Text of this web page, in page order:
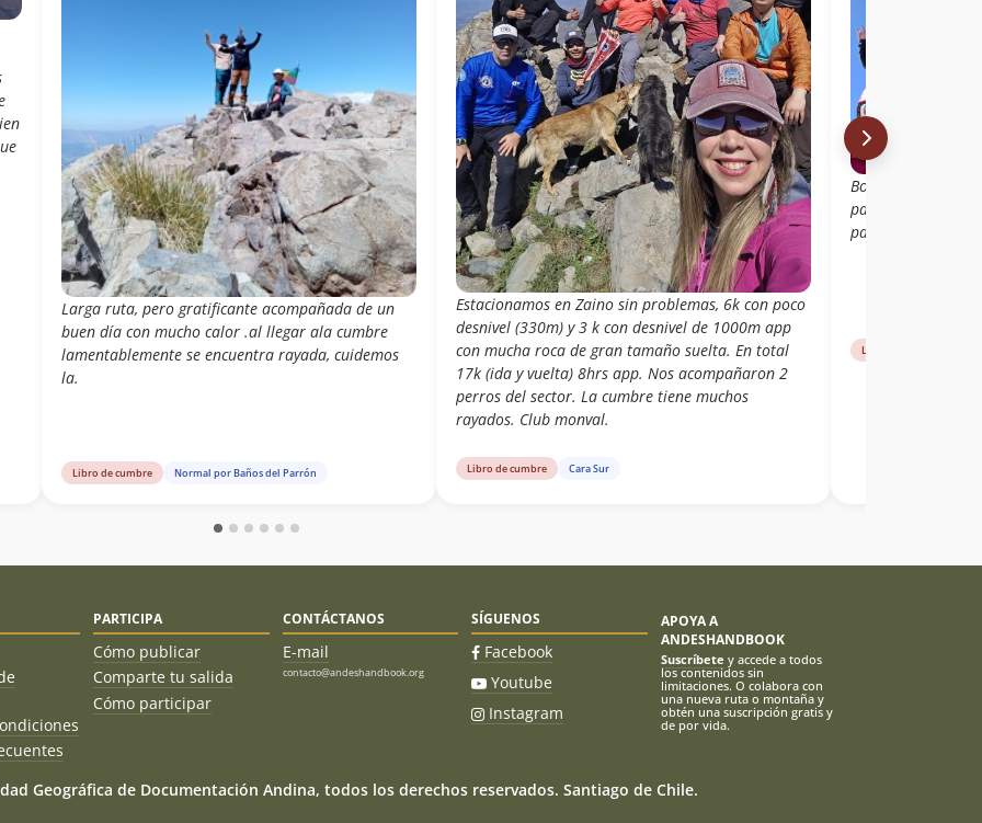
Larga ruta, pero gratificante acompañada de un
buen día con mucho calor .al llegar ala cumbre
lamentablemente se encuentra rayada, cuidemos
la.
Libro de cumbre Normal por Baños del Parrón
Estacionamos en Zaino sin problemas, 6k con poco
desnivel (330m) y 3 k con desnivel de 1000m app
con mucha roca de gran tamaño suelta. En total
17k (ida y vuelta) 8hrs app. Nos acompañaron 2
perros del sector. La cumbre tiene muchos
rayados. Club monval.
Libro de cumbre Cara Sur
Bonito cerro, el
pareciera, y
partes bajas
Libro de cumbre
PARTICIPA
Cómo publicar
Comparte tu salida
Cómo participar
CONTÁCTANOS
E-mail
contacto@andeshandbook.org
SÍGUENOS
Facebook
Youtube
Instagram
APOYA A
ANDESHANDBOOK
Suscríbete y accede a todos
los contenidos sin
limitaciones. O colabora con
una nueva ruta o montaña y
obtén una suscripción gratis y
de por vida.
Geográfica de Documentación Andina, todos los derechos reservados. Santiago de Chile.